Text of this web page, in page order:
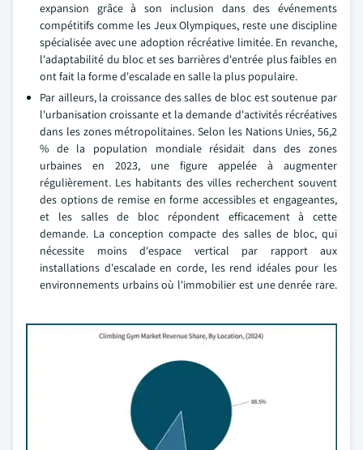
expansion grâce à son inclusion dans des événements
compétitifs comme les Jeux Olympiques, reste une discipline
spécialisée avec une adoption récréative limitée. En revanche,
l'adaptabilité du bloc et ses barrières d'entrée plus faibles en
ont fait la forme d'escalade en salle la plus populaire.
Par ailleurs, la croissance des salles de bloc est soutenue par
l'urbanisation croissante et la demande d'activités récréatives
dans les zones métropolitaines. Selon les Nations Unies, 56,2
% de la population mondiale résidait dans des zones
urbaines en 2023, une figure appelée à augmenter
régulièrement. Les habitants des villes recherchent souvent
des options de remise en forme accessibles et engageantes,
et les salles de bloc répondent efficacement à cette
demande. La conception compacte des salles de bloc, qui
nécessite moins d'espace vertical par rapport aux
installations d'escalade en corde, les rend idéales pour les
environnements urbains où l'immobilier est une denrée rare.